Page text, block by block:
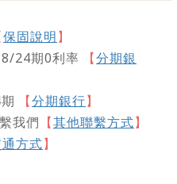
保固說明】
24期0利率
【分期銀
【分期銀行】
我們 【其他聯繫方式】
方式 】